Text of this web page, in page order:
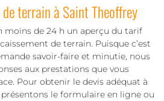
terrain à Saint Theoffrey
moins de 24 h un aperçu du tarif
de terrain. Puisque c’est
savoir-faire et minutie, nous
aux prestations que vous
Pour obtenir le devis adéquat à
le formulaire en ligne ou